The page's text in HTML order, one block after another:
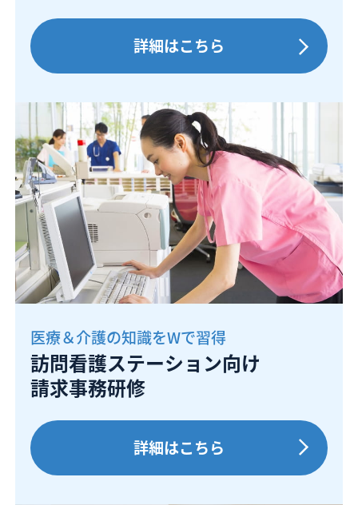
詳細はこちら
医療＆介護の知識をWで習得
訪問看護ステーション向け
請求事務研修
詳細はこちら